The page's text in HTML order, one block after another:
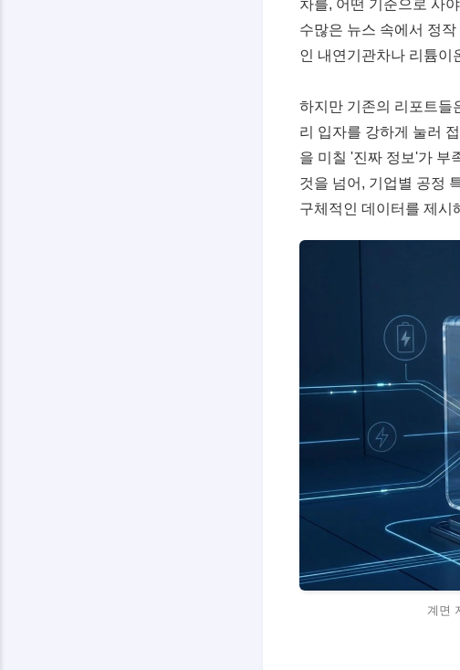
차를, 어떤 기준으로 사
수많은 뉴스 속에서 정
인 내연기관차나 리튬이
하지만 기존의 리포트들
리 입자를 강하게 눌러
을 미칠 '진짜 정보'가 부
것을 넘어, 기업별 공정
구체적인 데이터를 제시
계면